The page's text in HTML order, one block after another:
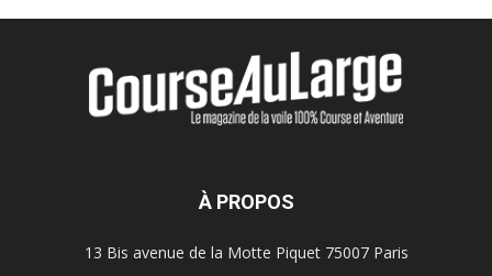
À PROPOS
13 Bis avenue de la Motte Piquet 75007 Paris